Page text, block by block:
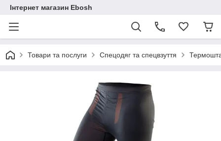
Інтернет магазин Ebosh
Товари та послуги Спецодяг та спецвзуття